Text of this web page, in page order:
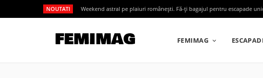
NOUTATI Weekend astral pe plaiuri românești. Fă-ți bagajul pentru escapade
FEMIMAG